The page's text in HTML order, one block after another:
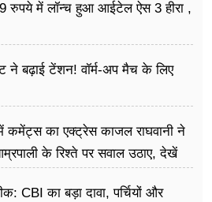
रुपये में लॉन्च हुआ आईटेल ऐस 3 हीरा ,
ने बढ़ाई टेंशन! वॉर्म-अप मैच के लिए
कमेंट्स का एक्ट्रेस काजल राघवानी ने
के रिश्ते पर सवाल उठाए, देखें
CBI का बड़ा दावा, पर्चियों और